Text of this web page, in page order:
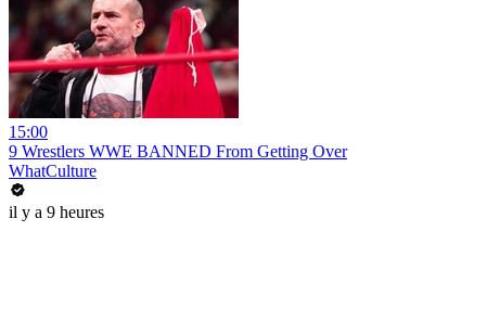
15:00
9 Wrestlers WWE BANNED From Getting Over
WhatCulture
il y a 9 heures